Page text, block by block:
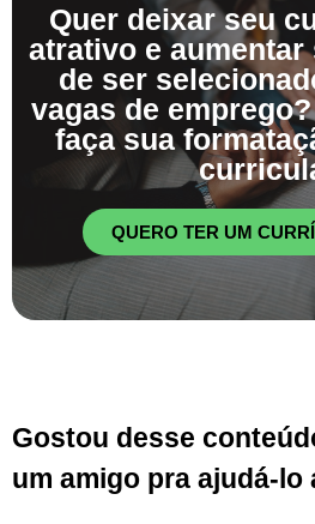
Quer deixar seu
atrativo e aumentar
de ser
vagas de
faça sua
QUERO TER UM
Gostou desse
um amigo pra ajudá-lo